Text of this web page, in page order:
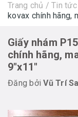
Trang chủ / Tin tức
kovax chính hãng,
Giấy nhám
chính hãng,
9"x11"
Đăng bởiVũ Trí